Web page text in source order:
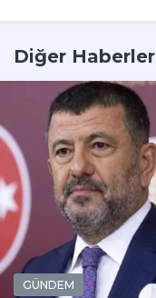
Diğer Haberler
GÜNDEM